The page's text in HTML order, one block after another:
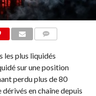
les plus liquidés
sur une position
perdu plus de 80
en chaîne depuis